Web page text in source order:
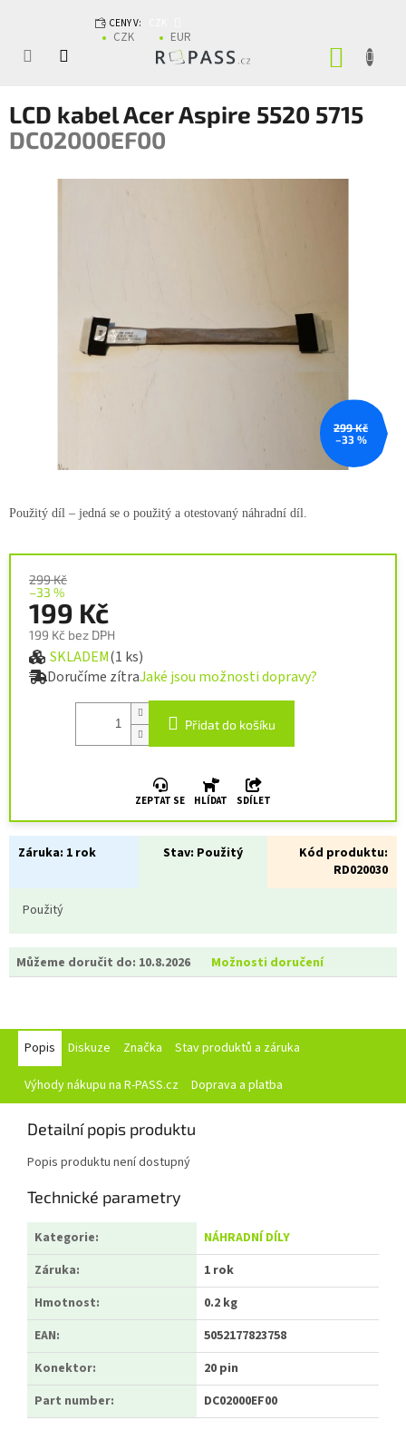
CENY V:
CZK EUR
LCD kabel Acer Aspire 5520 5715
DC02000EF00
299 Kč
–33 %
299 Kč
–33 %
199 Kč
199 Kč bez DPH
Měrná cena:
SKLADEM(1 ks)
Doručíme zítraJaké jsou možnosti dopravy?
Přidat do košíku
ZEPTAT SE HLÍDAT SDÍLET
Záruka: 1 rok Stav: Použitý
Kód produktu:
RD020030
Použitý
Můžeme doručit do: 10.8.2026 Možnosti doručení
Použitý díl – jedná se o použitý a otestovaný náhradní díl.
Popis Diskuze Značka Stav produktů a záruka
Výhody nákupu na R-PASS.cz Doprava a platba
Detailní popis produktu
Popis produktu není dostupný
Technické parametry
Kategorie:
NÁHRADNÍ DÍLY
Záruka:
1 rok
Hmotnost:
0.2 kg
EAN:
5052177823758
Konektor:
20 pin
Part number: DC02000EF00